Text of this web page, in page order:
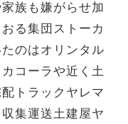
族も嫌がらせ加
る集団ストーカ
のはオリンタル
コーラや近く土
トラックヤレマ
集運送土建屋ヤ